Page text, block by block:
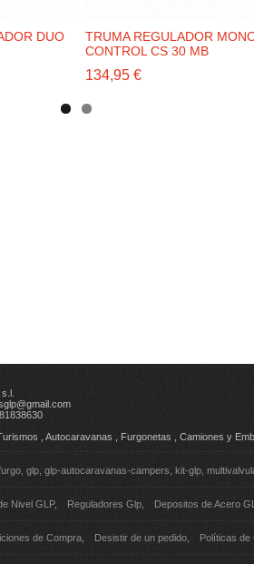
DUO
TRUMA REGULADOR
CONTROL CS 30 MB
134,95 €
, Autocaravanas , Furgonetas , Camiones y
glp glp-autocaravanas-campers kit-glp
Nivel GLP Reguladores Glp Depositos de Acero
de Compra Desistir de un pedido Políticas de